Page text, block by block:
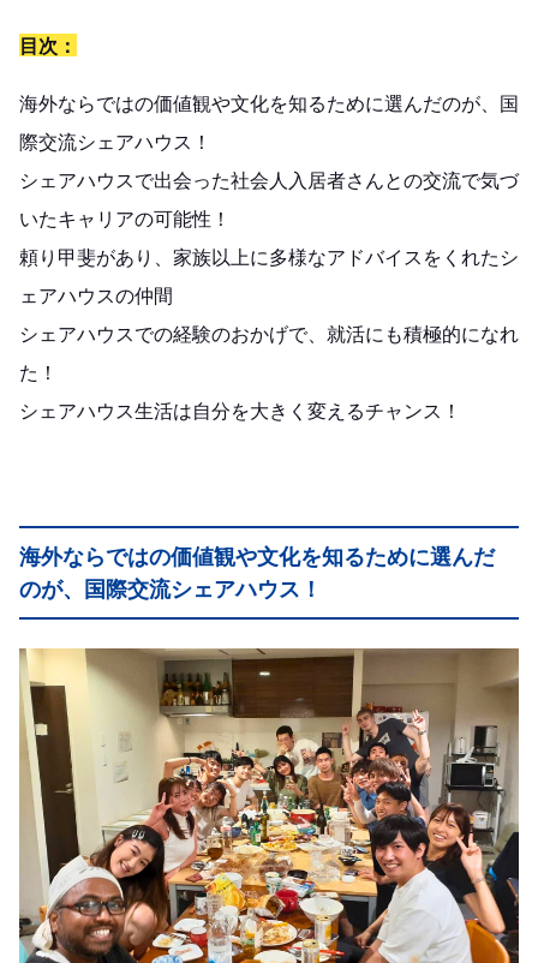
目次：
海外ならではの価値観や文化を知るために選んだのが、国
際交流シェアハウス！
シェアハウスで出会った社会人入居者さんとの交流で気づ
いたキャリアの可能性！
頼り甲斐があり、家族以上に多様なアドバイスをくれたシ
ェアハウスの仲間
シェアハウスでの経験のおかげで、就活にも積極的になれ
た！
シェアハウス生活は自分を大きく変えるチャンス！
海外ならではの価値観や文化を知るために選んだ
のが、国際交流シェアハウス！